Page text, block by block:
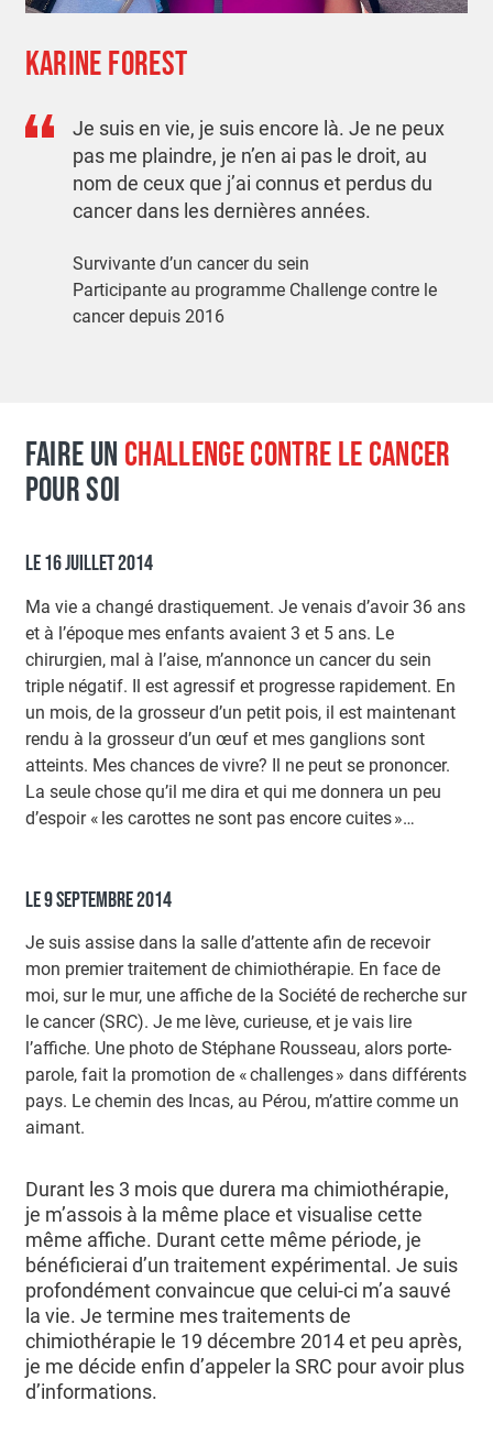
KARINE FOREST
Je suis en vie, je suis encore là. Je ne peux
pas me plaindre, je n’en ai pas le droit, au
nom de ceux que j’ai connus et perdus du
cancer dans les dernières années.
Survivante d’un cancer du sein
Participante au programme Challenge contre le
cancer depuis 2016
FAIRE UN CHALLENGE CONTRE LE CANCER
POUR SOI
LE 16 JUILLET 2014
Ma vie a changé drastiquement. Je venais d’avoir 36 ans
et à l’époque mes enfants avaient 3 et 5 ans. Le
chirurgien, mal à l’aise, m’annonce un cancer du sein
triple négatif. Il est agressif et progresse rapidement. En
un mois, de la grosseur d’un petit pois, il est maintenant
rendu à la grosseur d’un œuf et mes ganglions sont
atteints. Mes chances de vivre? Il ne peut se prononcer.
La seule chose qu’il me dira et qui me donnera un peu
d’espoir « les carottes ne sont pas encore cuites »…
LE 9 SEPTEMBRE 2014
Je suis assise dans la salle d’attente afin de recevoir
mon premier traitement de chimiothérapie. En face de
moi, sur le mur, une affiche de la Société de recherche sur
le cancer (SRC). Je me lève, curieuse, et je vais lire
l’affiche. Une photo de Stéphane Rousseau, alors porte-
parole, fait la promotion de « challenges » dans différents
pays. Le chemin des Incas, au Pérou, m’attire comme un
aimant.
Durant les 3 mois que durera ma chimiothérapie,
je m’assois à la même place et visualise cette
même affiche. Durant cette même période, je
bénéficierai d’un traitement expérimental. Je suis
profondément convaincue que celui-ci m’a sauvé
la vie. Je termine mes traitements de
chimiothérapie le 19 décembre 2014 et peu après,
je me décide enfin d’appeler la SRC pour avoir plus
d’informations.